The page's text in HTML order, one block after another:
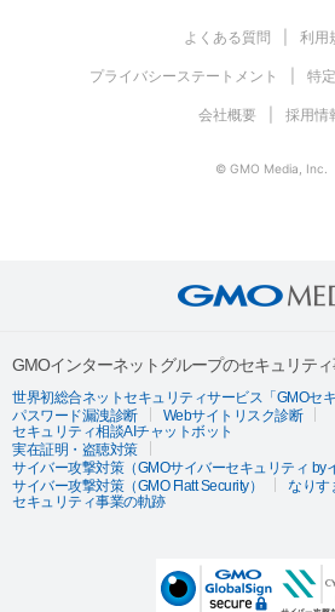
よくある質問 利用
プライバシーステートメント 特
会社概要 採用情
© GMO Media, Inc.
GMOインターネットグループのセキュリテ
世界初総合ネットセキュリティサービス「GMOセキ
パスワード漏洩診断
Webサイトリスク診断
セキュリティ相談AIチャットボット
実在証明・盗聴対策
サイバー攻撃対策（GMOサイバーセキュリティ by
サイバー攻撃対策（GMO Flatt Security）
なりす
セキュリティ事業の軌跡